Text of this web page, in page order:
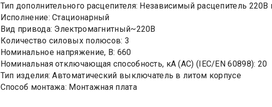
Тип дополнительного расцепителя: Независимый расцепитель 220В
Исполнение: Стационарный
Вид привода: Электромагнитный~220В
Количество силовых полюсов: 3
Номинальное напряжение, В: 660
Номинальная отключающая способность, кA (AC) (IEC/EN 60898): 20
Тип изделия: Автоматический выключатель в литом корпусе
Способ монтажа: Монтажная плата